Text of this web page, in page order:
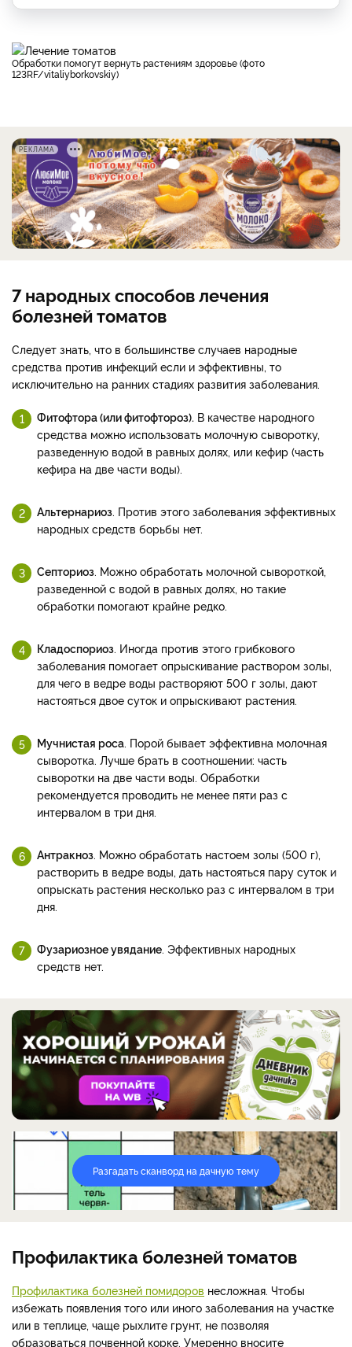
Обработки помогут вернуть растениям здоровье (фото
123RF/vitaliyborkovskiy)
РЕКЛАМА
7 народных способов лечения
болезней томатов
Следует знать, что в большинстве случаев народные
средства против инфекций если и эффективны, то
исключительно на ранних стадиях развития заболевания.
Фитофтора (или фитофтороз). В качестве народного
средства можно использовать молочную сыворотку,
разведенную водой в равных долях, или кефир (часть
кефира на две части воды).
Альтернариоз . Против этого заболевания эффективных
народных средств борьбы нет.
Септориоз . Можно обработать молочной сывороткой,
разведенной с водой в равных долях, но такие
обработки помогают крайне редко.
Кладоспориоз . Иногда против этого грибкового
заболевания помогает опрыскивание раствором золы,
для чего в ведре воды растворяют 500 г золы, дают
настояться двое суток и опрыскивают растения.
Мучнистая роса . Порой бывает эффективна молочная
сыворотка. Лучше брать в соотношении: часть
сыворотки на две части воды. Обработки
рекомендуется проводить не менее пяти раз с
интервалом в три дня.
Антракноз . Можно обработать настоем золы (500 г),
растворить в ведре воды, дать настояться пару суток и
опрыскать растения несколько раз с интервалом в три
дня.
Фузариозное увядание . Эффективных народных
средств нет.
Разгадать сканворд на дачную тему
Профилактика болезней томатов
Профилактика болезней помидоров несложная. Чтобы
избежать появления того или иного заболевания на участке
или в теплице, чаще рыхлите грунт, не позволяя
образоваться почвенной корке. Умеренно вносите